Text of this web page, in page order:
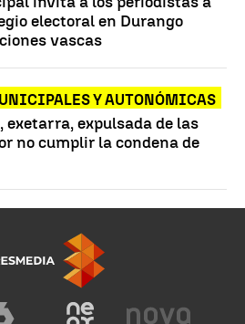
electoral en Durango
vascas
Y AUTONÓMICAS
exetarra, expulsada de las
no cumplir la condena de